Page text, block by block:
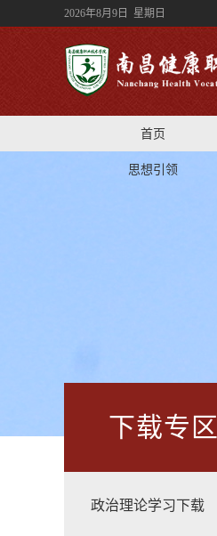
2026年8月9日 星期日
首页
思想引领
下载专区
政治理论学习下载